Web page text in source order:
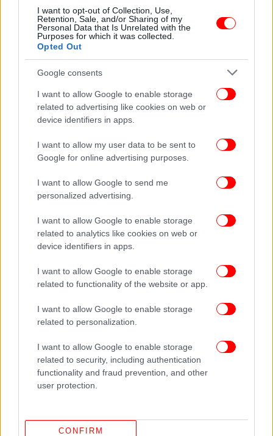
I want to opt-out of Collection, Use,
Retention, Sale, and/or Sharing of my
Personal Data that Is Unrelated with the
Purposes for which it was collected.
Opted Out
Google consents
I want to allow Google to enable storage
related to advertising like cookies on web or
device identifiers in apps.
I want to allow my user data to be sent to
Google for online advertising purposes.
I want to allow Google to send me
personalized advertising.
I want to allow Google to enable storage
related to analytics like cookies on web or
device identifiers in apps.
I want to allow Google to enable storage
related to functionality of the website or app.
I want to allow Google to enable storage
related to personalization.
I want to allow Google to enable storage
related to security, including authentication
functionality and fraud prevention, and other
user protection.
CONFIRM
και πάλι «σε λειτουργία» - Είχε δεχθεί επίθεση
με drone
ΚΟΣΜΟΣ 08/04/2026 16:46
Χτυπήθηκε από drone αγωγός της Σαουδικής
Αραβίας που μεταφέρει πετρέλαιο από τον Κόλπο
στη δύση